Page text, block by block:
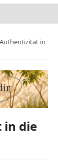
in
in die